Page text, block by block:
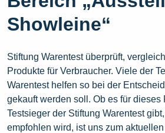
Showleine“
Stiftung Warentest überprüft,
Produkte für Verbraucher. Viele der
Warentest helfen so bei der
gekauft werden soll. Ob es für dieses
Testsieger der Stiftung Warentest
empfohlen wird, ist uns zum